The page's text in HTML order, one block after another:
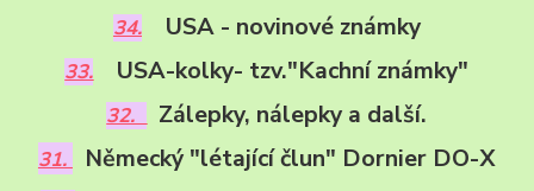
34.USA - novinové známky
33. USA-kolky- tzv."Kachní známky"
32. Zálepky, nálepky a další.
31. Německý "létající člun" Dornier DO-X